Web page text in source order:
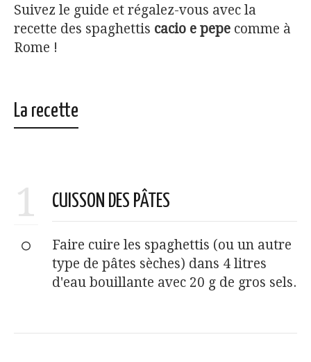
Suivez le guide et régalez-vous avec la
recette des spaghettis cacio e pepe comme à
Rome !
La recette
1 CUISSON DES PÂTES
Faire cuire les spaghettis (ou un autre
type de pâtes sèches) dans 4 litres
d'eau bouillante avec 20 g de gros sels.